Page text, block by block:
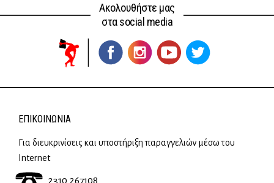
Ακολουθήστε μας
στα social media
ΕΠΙΚΟΙΝΩΝΊΑ
Για διευκρινίσεις και υποστήριξη παραγγελιών μέσω του
Internet
2310 267108